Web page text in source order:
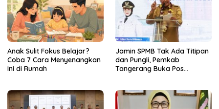
Anak Sulit Fokus Belajar?
Coba 7 Cara Menyenangkan
Ini di Rumah
Jamin SPMB Tak Ada Titipan
dan Pungli, Pemkab
Tangerang Buka Pos